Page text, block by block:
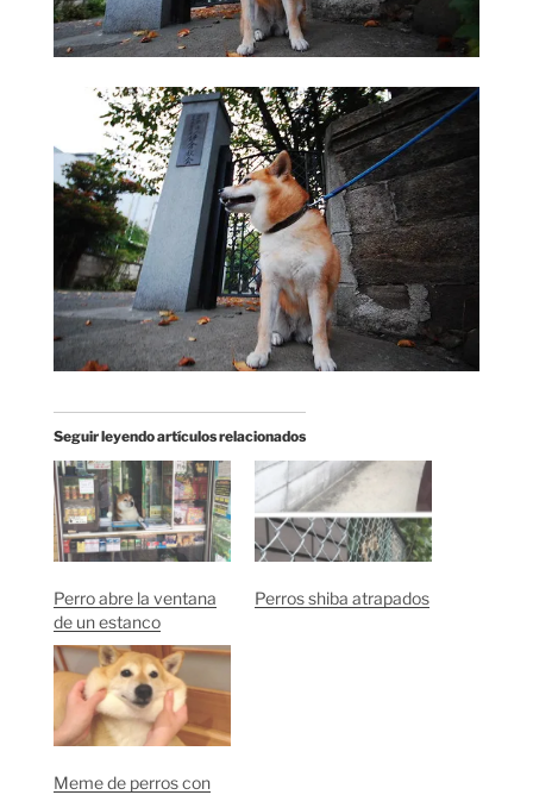
Seguir leyendo artículos relacionados
Perro abre la ventana
de un estanco
Perros shiba atrapados
Meme de perros con